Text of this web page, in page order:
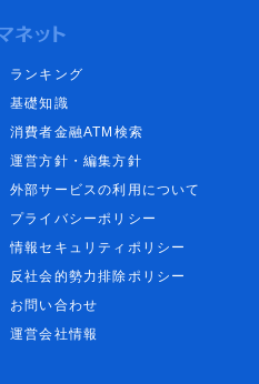
ランキング
基礎知識
消費者金融ATM検索
運営方針・編集方針
外部サービスの利用について
プライバシーポリシー
情報セキュリティポリシー
反社会的勢力排除ポリシー
お問い合わせ
運営会社情報